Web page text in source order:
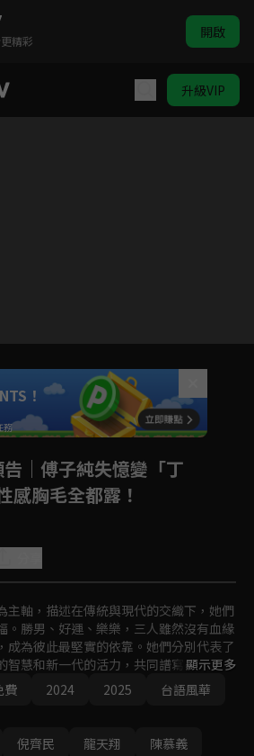
精彩 開啟
升級VIP
！
務
告｜傅子純失憶變「丁
感胸毛全都露！
主軸，描述在傳統與現代的交織下，她們
。勝男、好運、樂樂，三人雖然沒有血緣
成為彼此最堅實的依靠。她們分別代表了
智慧和新一代的活力，共同譜寫出一段溫
顯示更多
費 2024 2025 台語風華
倪齊民 龍天翔
陳慕義